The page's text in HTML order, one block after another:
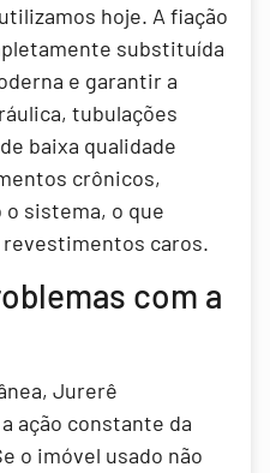
hoje. A fiação
substituída
e garantir a
tubulações
baixa qualidade
crônicos,
sistema, o que
caros.
com a
Jurerê
ação constante da
o imóvel usado não